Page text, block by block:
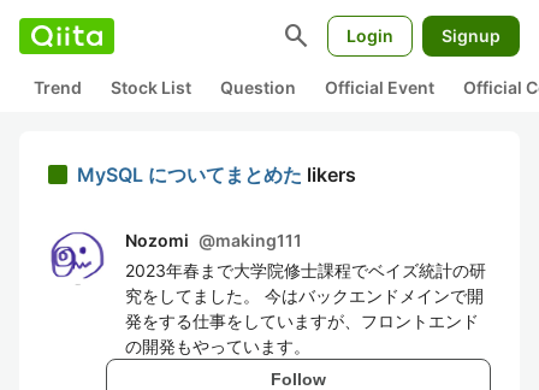
search Login Signup
Trend Stock List Question Official Event Official
MySQL についてまとめた likers
Nozomi @making111
2023年春まで大学院修士課程でベイズ統計の研
究をしてました。 今はバックエンドメインで開
発をする仕事をしていますが、フロントエンド
の開発もやっています。
Follow